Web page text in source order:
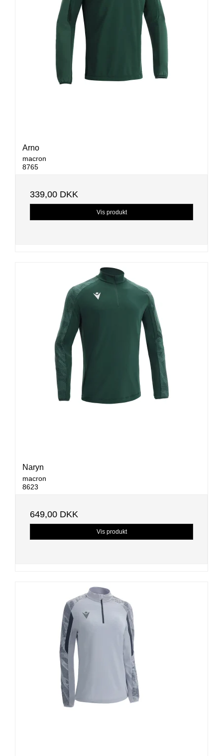
Arno
macron
8765
339,00 DKK
Vis produkt
Naryn
macron
8623
649,00 DKK
Vis produkt